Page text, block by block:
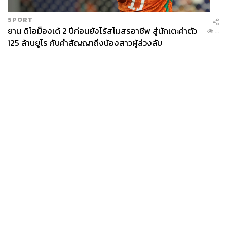
SPORT
ยาน ดิโอม็องเด้ 2 ปีก่อนยังไร้สโมสรอาชีพ สู่นักเตะค่าตัว
125 ล้านยูโร กับคำสัญญาถึงน้องสาวผู้ล่วงลับ
...